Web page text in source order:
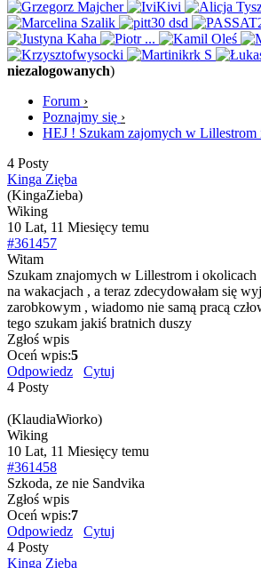
niezalogowanych)
Forum ›
Poznajmy się ›
HEJ ! Szukam zajomych w Lillestrom
4 Posty
Kinga Zięba
(KingaZieba)
Wiking
10 Lat, 11 Miesięcy temu
#361457
Witam
Szukam znajomych w Lillestrom i okolicach
na wakacjach , a teraz zdecydowałam się
zarobkowym , wiadomo nie samą pracą
tego szukam jakiś bratnich duszy
Zgłoś wpis
Oceń wpis:5
Odpowiedz
Cytuj
4 Posty
(KlaudiaWiorko)
Wiking
10 Lat, 11 Miesięcy temu
#361458
Szkoda, ze nie Sandvika
Zgłoś wpis
Oceń wpis:7
Odpowiedz
Cytuj
4 Posty
Kinga Zięba